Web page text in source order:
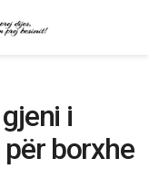
i
borxhe